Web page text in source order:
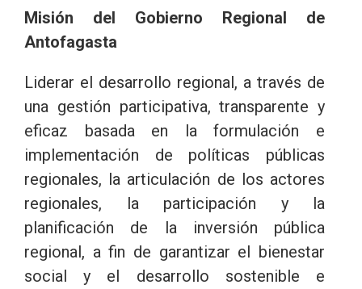
Misión del Gobierno Regional de
Antofagasta
Liderar el desarrollo regional, a través de
una gestión participativa, transparente y
eficaz basada en la formulación e
implementación de políticas públicas
regionales, la articulación de los actores
regionales, la participación y la
planificación de la inversión pública
regional, a fin de garantizar el bienestar
social y el desarrollo sostenible e